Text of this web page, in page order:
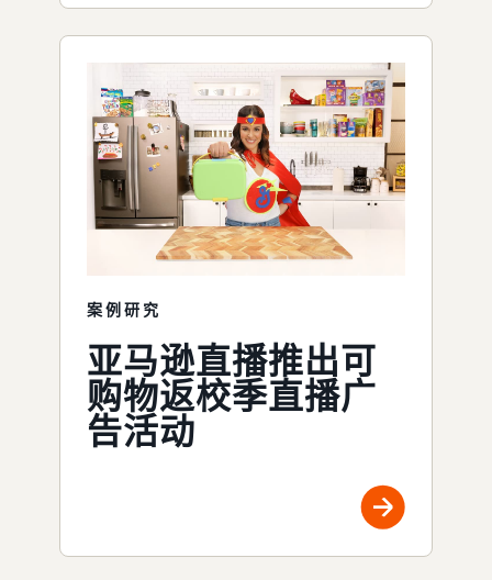
案例研究
亚马逊直播推出可
购物返校季直播广
告活动